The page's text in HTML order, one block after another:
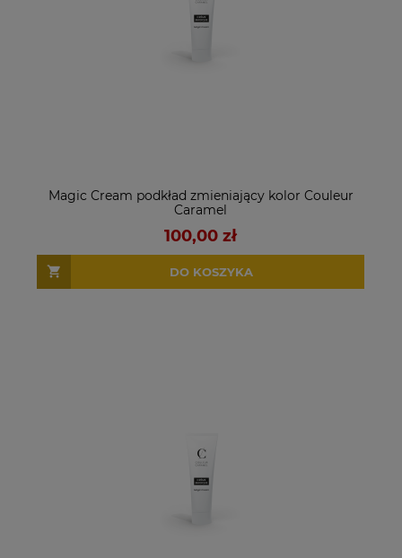
Magic Cream podkład zmieniający kolor Couleur
Caramel
100,00 zł
DO KOSZYKA